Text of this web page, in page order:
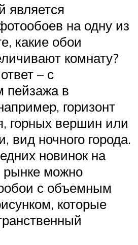
является
на одну из
какие обои
комнату?
– с
пейзажа в
горизонт
горных вершин или
вид ночного города.
новинок на
рынке можно
с объемным
которые